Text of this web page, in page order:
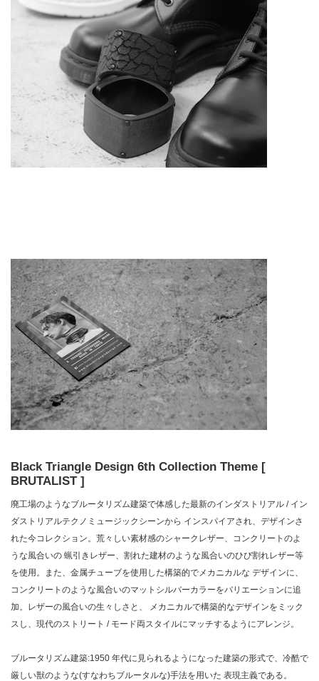
Black Triangle Design 6th Collection Theme [
BRUTALIST ]
廃工場のようなブルータリズム建築で体感した最新のインダストリアル / イン
ダストリアルテクノミュージックシーンから インスパイアされ、デザインさ
れた今コレクション。荒々しい素材感のシャークレザー、コンクリートのよ
うな風合いの 蝋引きレザー、割れた建材のような風合いのひび割れレザー等
を使用。また、金属チューブを使用した構築的でメカニカルな デザインに、
コンクリートのような風合いのマットシルバーカラーをバリエーションに追
加。レザーの風合いの生々しさと、 メカニカルで構築的なデザインをミック
スし、現代のストリート / モード両スタイルにマッチするようにアレンジ。
ブルータリズム建築:1950 年代に見られるようになった建築の形式で、冷酷で
厳しい獣のような(すなわちブルータルな)手法を用いた 表現主義である。